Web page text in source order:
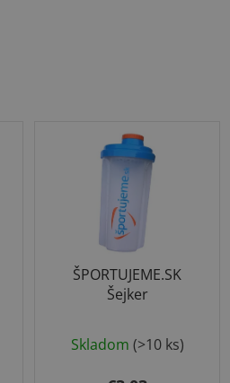
ŠPORTUJEME.SK
Šejker
Skladom (>10 ks)